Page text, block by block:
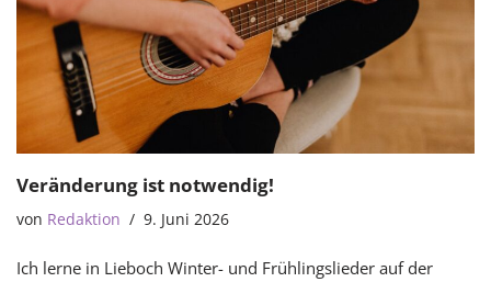
Veränderung ist notwendig!
von Redaktion 9. Juni 2026
Ich lerne in Lieboch Winter- und Frühlingslieder auf der